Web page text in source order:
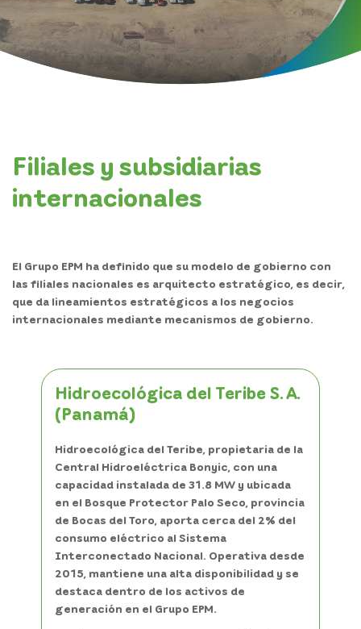
Mapa del Sitio
Filiales y subsidiarias
internacionales
El Grupo EPM ha definido que su modelo de gobierno con
las filiales nacionales es arquitecto estratégico, es decir,
que da lineamientos estratégicos a los negocios
internacionales mediante mecanismos de gobierno.
Hidroecológica del Teribe S. A.
(Panamá)
Hidroecológica del Teribe, propietaria de la
Central Hidroeléctrica Bonyic, con una
capacidad instalada de 31.8 MW y ubicada
en el Bosque Protector Palo Seco, provincia
de Bocas del Toro, aporta cerca del 2% del
consumo eléctrico al Sistema
Interconectado Nacional. Operativa desde
2015, mantiene una alta disponibilidad y se
destaca dentro de los activos de
generación en el Grupo EPM.